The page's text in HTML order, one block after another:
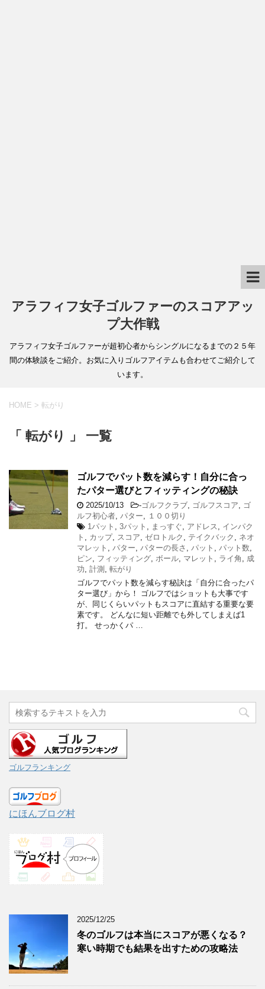
アラフィフ女子ゴルファーのスコアアッ
プ大作戦
アラフィフ女子ゴルファーが超初心者からシングルになるまでの２５年
間の体験談をご紹介。お気に入りゴルフアイテムも合わせてご紹介して
います。
HOME > 転がり
「 転がり 」 一覧
ゴルフでパット数を減らす！自分に合っ
たパター選びとフィッティングの秘訣
2025/10/13 -ゴルフクラブ ゴルフスコア
ゴ
ルフ初心者 パター
１００切り
1パット
3パット まっすぐ アドレス
インパク
ト
カップ, スコア ゼロトルク テイクバック
ネオ
マレット
パター パターの長さ パット パット数
ピン
フィッティング ボール マレット ライ角
成
功 計測 転がり
ゴルフでパット数を減らす秘訣は「自分に合ったパ
ター選び」から！ ゴルフではショットも大事です
が、同じくらいパットもスコアに直結する重要な要
素です。 どんなに短い距離でも外してしまえば1
打。 せっかくパ …
ゴルフランキング
にほんブログ村
2025/12/25
冬のゴルフは本当にスコアが悪くなる？
寒い時期でも結果を出すための攻略法